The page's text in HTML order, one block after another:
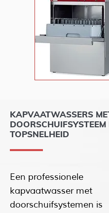
KAPVAATWASSERS
DOORSCHUIFSYSTEEM
TOPSNELHEID
Een professionele
kapvaatwasser met
doorschuifsystemen is